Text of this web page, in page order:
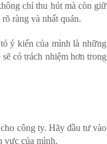
chỉ thu hút mà còn giữ
ràng và nhất quán.
ý kiến của mình là những
có trách nhiệm hơn trong
công ty. Hãy đầu tư vào
vực của mình.